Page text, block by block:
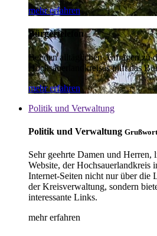
mehr erfahren
Bürgertelefon
Bei den alltäglichen Anfragen zu
Hochsauerlandkreises hilft das
mehr erfahren
Politik und Verwaltung
Politik und Verwaltung
Sehr geehrte Damen und Herren,
Website, der Hochsauerlandkreis
Internet-Seiten nicht nur über die
der Kreisverwaltung, sondern
interessante Links.
mehr erfahren